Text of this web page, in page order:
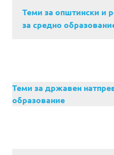
Теми за општински и
за средно
Теми за државен
образование